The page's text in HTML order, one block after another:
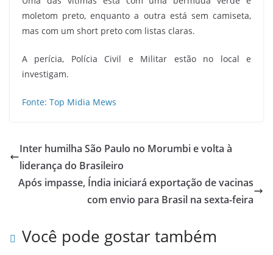
moletom preto, enquanto a outra está sem camiseta,
mas com um short preto com listas claras.
A perícia, Polícia Civil e Militar estão no local e
investigam.
Fonte: Top Midia Mews
Inter humilha São Paulo no Morumbi e volta à
liderança do Brasileiro
Após impasse, Índia iniciará exportação de vacinas
com envio para Brasil na sexta-feira
Você pode gostar também